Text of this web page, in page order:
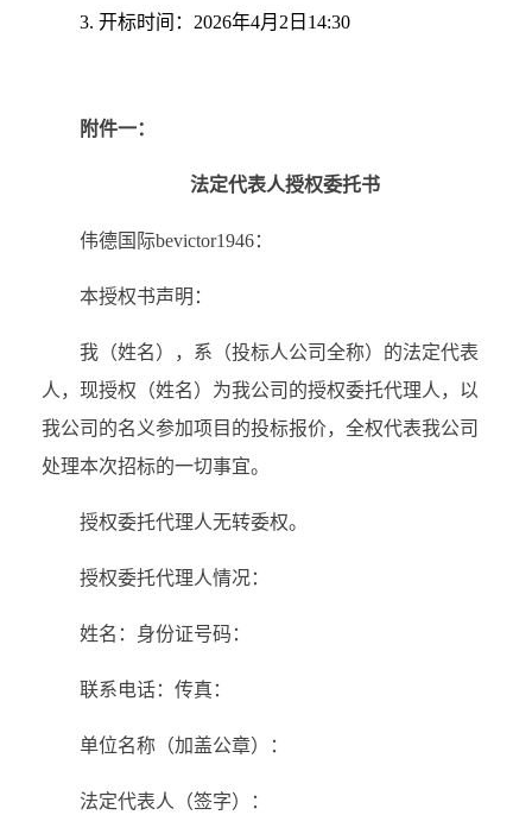
3. 开标时间：2026年4月 2 日14:30
附件一：
法定代表人授权委托书
伟德国际bevictor1946：
本授权书声明：
我（姓名），系（投标人公司全称）的法定代表
人，现授权（姓名）为我公司的授权委托代理人，以
我公司的名义参加项目的投标报价，全权代表我公司
处理本次招标的一切事宜。
授权委托代理人无转委权。
授权委托代理人情况：
姓名：身份证号码：
联系电话：传真：
单位名称（加盖公章）：
法定代表人（签字）：